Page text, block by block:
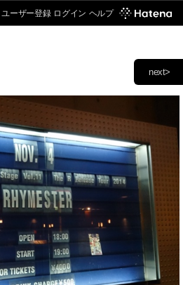
ユーザー登録 ログイン ヘルプ
next>